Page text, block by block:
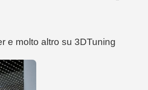
e molto altro su 3DTuning